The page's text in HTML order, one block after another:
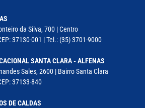
da Silva, 700 | Centro
37130-001 | Tel.: (35) 3701-9000
SANTA CLARA - ALFENAS
Sales, 2600 | Bairro Santa Clara
37133-840
DE CALDAS